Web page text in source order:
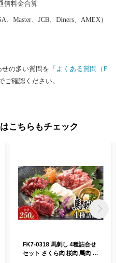
信料金合算
Master、JCB、Diners、AMEX）
の多い質問を 「よくある質問（F
ご確認ください。
こちらもチェック
FK7-0318 馬刺し 4種詰合せ
セット さくら肉 桜肉 馬肉 肉